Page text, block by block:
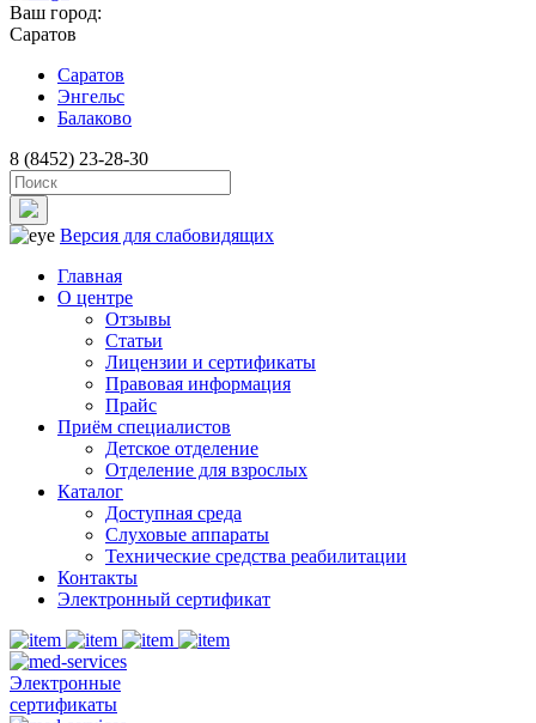
Ваш город:
Саратов
Саратов
Энгельс
Балаково
8 (8452) 23-28-30
Версия для слабовидящих
Главная
О центре
Отзывы
Статьи
Лицензии и сертификаты
Правовая информация
Прайс
Приём специалистов
Детское отделение
Отделение для взрослых
Каталог
Доступная среда
Слуховые аппараты
Технические средства реабилитации
Контакты
Электронный сертификат
Электронные
сертификаты